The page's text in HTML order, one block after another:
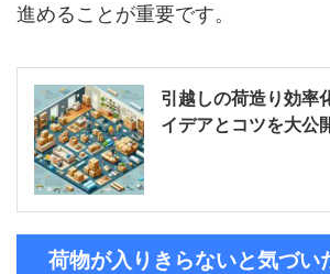
進めることが重要です。
引越しの荷造り効率
イデアとコツを大公
荷物が入りきらないと気づい